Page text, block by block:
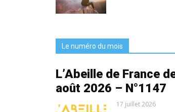
Le numéro du mois
L’Abeille de France
août 2026 – N°1147
17 juillet 2026